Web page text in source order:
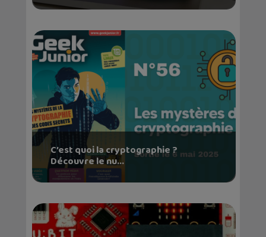
C’est quoi la cryptographie ?
Découvre le nu...